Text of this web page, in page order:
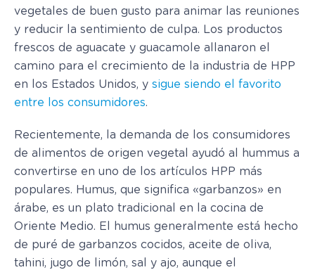
vegetales de buen gusto para animar las reuniones
y reducir la sentimiento de culpa. Los productos
frescos de aguacate y guacamole allanaron el
camino para el crecimiento de la industria de HPP
en los Estados Unidos, y sigue siendo el favorito
entre los consumidores.
Recientemente, la demanda de los consumidores
de alimentos de origen vegetal ayudó al hummus a
convertirse en uno de los artículos HPP más
populares. Humus, que significa «garbanzos» en
árabe, es un plato tradicional en la cocina de
Oriente Medio. El humus generalmente está hecho
de puré de garbanzos cocidos, aceite de oliva,
tahini, jugo de limón, sal y ajo, aunque el